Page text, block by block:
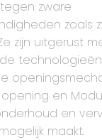
zware
zoals
zijn uitgerust
en
en
maakt.